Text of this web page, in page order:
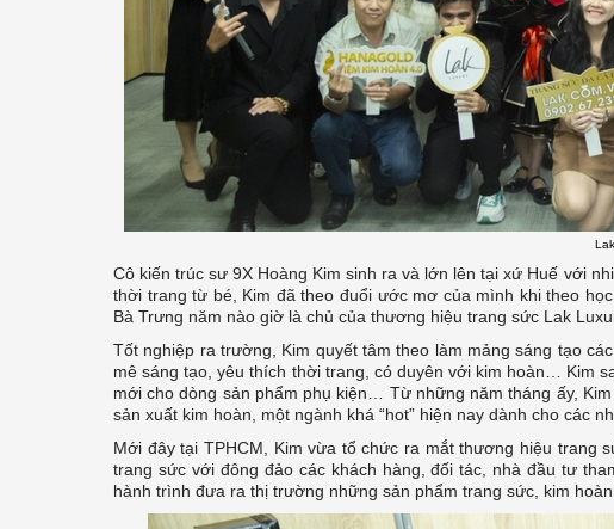
Cô kiến trúc sư 9X Hoàng Kim sinh ra và lớn lên tại xứ Huế với
thời trang từ bé, Kim đã theo đuổi ước mơ của mình khi theo
Bà Trưng năm nào giờ là chủ của thương hiệu trang sức Lak
Tốt nghiệp ra trường, Kim quyết tâm theo làm mảng sáng tạo
mê sáng tạo, yêu thích thời trang, có duyên với kim hoàn… Kim
mới cho dòng sản phẩm phụ kiện… Từ những năm tháng ấy,
sản xuất kim hoàn, một ngành khá “hot” hiện nay dành cho các
Mới đây tại TPHCM, Kim vừa tổ chức ra mắt thương hiệu trang
trang sức với đông đảo các khách hàng, đối tác, nhà đầu tư
hành trình đưa ra thị trường những sản phẩm trang sức, kim hoàn